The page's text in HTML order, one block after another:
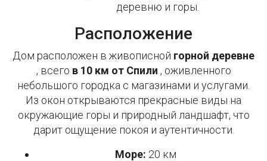
деревню и горы.
Расположение
Дом расположен в живописной горной деревне
, всего в 10 км от Спили , оживленного
небольшого городка с магазинами и услугами.
Из окон открываются прекрасные виды на
окружающие горы и природный ландшафт, что
дарит ощущение покоя и аутентичности.
Море: 20 км